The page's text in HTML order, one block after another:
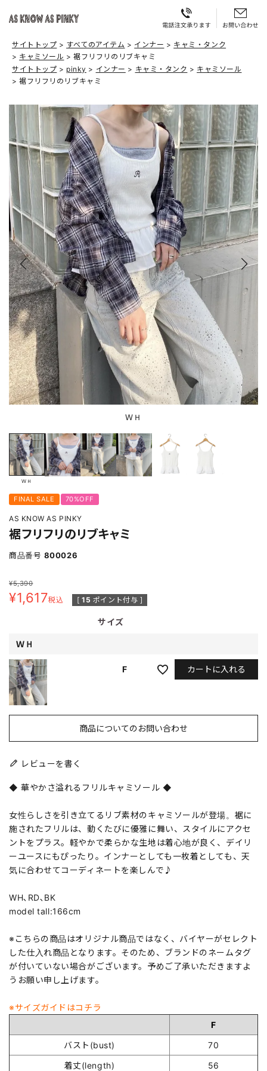
サイトトップ すべてのアイテム インナー
キャミ・タンク
キャミソール
裾フリフリのリブキャミ
サイトトップ
pinky インナー キャミ・タンク
キャミソール
裾フリフリのリブキャミ
ＷＨ
ＷＨ
FINAL SALE 70%OFF
AS KNOW AS PINKY
裾フリフリのリブキャミ
商品番号 800026
¥5,390
¥1,617税込 [ 15 ポイント付与 ]
サイズ
ＷＨ
F カートに入れる
商品についてのお問い合わせ
レビューを書く
◆ 華やかさ溢れるフリルキャミソール ◆
女性らしさを引き立てるリブ素材のキャミソールが登場。裾に
施されたフリルは、動くたびに優雅に舞い、スタイルにアクセ
ントをプラス。軽やかで柔らかな生地は着心地が良く、デイリ
ーユースにもぴったり。インナーとしても一枚着としても、天
気に合わせてコーディネートを楽しんで♪
WH､RD､BK
model tall:166cm
※こちらの商品はオリジナル商品ではなく、バイヤーがセレクト
した仕入れ商品となります。そのため、ブランドのネームタグ
が付いていない場合がございます。予めご了承いただきますよ
うお願い申し上げます。
※サイズガイドはコチラ
F
バスト(bust)
70
着丈(length)
56